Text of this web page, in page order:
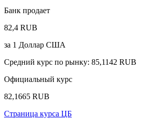
Банк продает
82,4 RUB
за 1 Доллар США
Средний курс по рынку: 85,1142 RUB
Официальный курс
82,1665 RUB
Страница курса ЦБ